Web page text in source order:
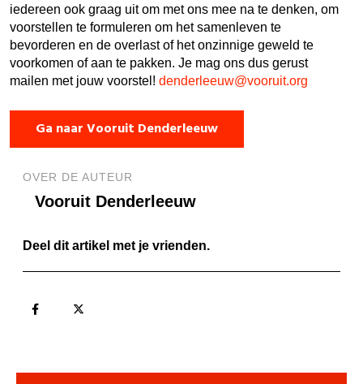
iedereen ook graag uit om met ons mee na te denken, om
voorstellen te formuleren om het samenleven te
bevorderen en de overlast of het onzinnige geweld te
voorkomen of aan te pakken. Je mag ons dus gerust
mailen met jouw voorstel! denderleeuw@vooruit.org
Ga naar Vooruit Denderleeuw
OVER DE AUTEUR
Vooruit Denderleeuw
Deel dit artikel met je vrienden.